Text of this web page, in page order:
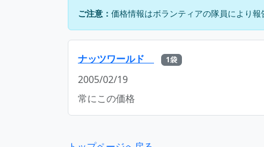
ご注意： 価格情報はボランティアの隊員により
ナッツワールド 1袋
2005/02/19
常にこの価格